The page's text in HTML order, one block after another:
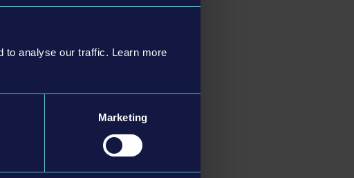
to analyse our traffic. Learn more
Marketing